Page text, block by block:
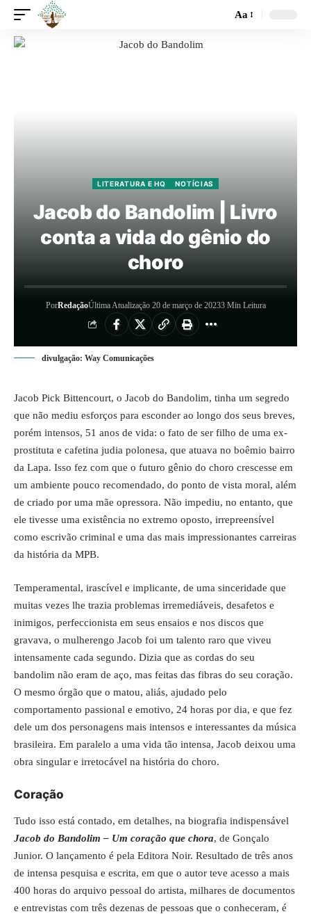
Aa
LITERATURA E HQ NOTÍCIAS
Jacob do Bandolim | Livro
conta a vida do gênio do
choro
PorRedaçãoÚltima Atualização 20 de março de 20233 Min Leitura
divulgação: Way Comunicações
Jacob Pick Bittencourt, o Jacob do Bandolim, tinha um segredo
que não mediu esforços para esconder ao longo dos seus breves,
porém intensos, 51 anos de vida: o fato de ser filho de uma ex-
prostituta e cafetina judia polonesa, que atuava no boêmio bairro
da Lapa. Isso fez com que o futuro gênio do choro crescesse em
um ambiente pouco recomendado, do ponto de vista moral, além
de criado por uma mãe opressora. Não impediu, no entanto, que
ele tivesse uma existência no extremo oposto, irrepreensível
como escrivão criminal e uma das mais impressionantes carreiras
da história da MPB.
Temperamental, irascível e implicante, de uma sinceridade que
muitas vezes lhe trazia problemas irremediáveis, desafetos e
inimigos, perfeccionista em seus ensaios e nos discos que
gravava, o mulherengo Jacob foi um talento raro que viveu
intensamente cada segundo. Dizia que as cordas do seu
bandolim não eram de aço, mas feitas das fibras do seu coração.
O mesmo órgão que o matou, aliás, ajudado pelo
comportamento passional e emotivo, 24 horas por dia, e que fez
dele um dos personagens mais intensos e interessantes da música
brasileira. Em paralelo a uma vida tão intensa, Jacob deixou uma
obra singular e irretocável na história do choro.
Coração
Tudo isso está contado, em detalhes, na biografia indispensável
Jacob do Bandolim – Um coração que chora, de Gonçalo
Junior. O lançamento é pela Editora Noir. Resultado de três anos
de intensa pesquisa e escrita, em que o autor teve acesso a mais
400 horas do arquivo pessoal do artista, milhares de documentos
e entrevistas com três dezenas de pessoas que o conheceram, é